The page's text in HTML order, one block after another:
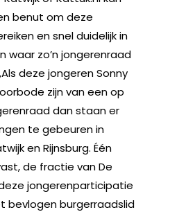
benut om deze
en snel duidelijk in
waar zo’n jongerenraad
deze jongeren Sonny
zijn van een op
dan staan er
te gebeuren in
en Rijnsburg. Één
de fractie van De
jongerenparticipatie
bevlogen burgerraadslid